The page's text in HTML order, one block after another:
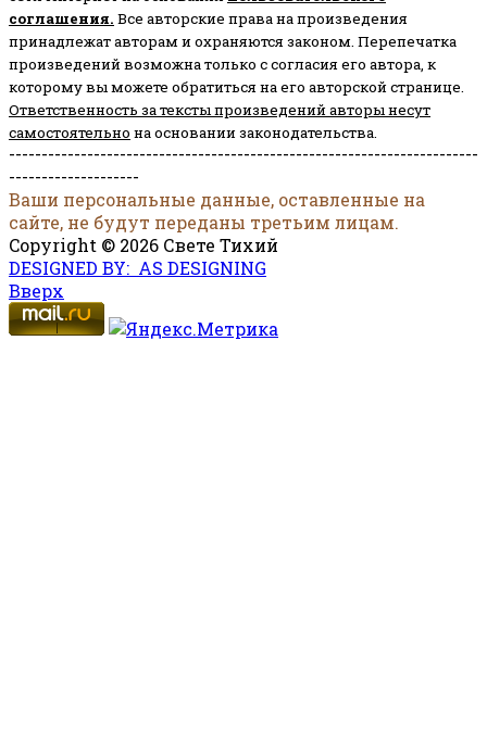
соглашения. Все авторские права на произведения
принадлежат авторам и охраняются законом. Перепечатка
произведений возможна только с согласия его автора, к
которому вы можете обратиться на его авторской странице.
Ответственность за тексты произведений авторы несут
самостоятельно на основании законодательства.
------------------------------------------------------------------------
--------------------
Ваши персональные данные, оставленные на
сайте, не будут переданы третьим лицам.
Copyright © 2026 Свете Тихий
DESIGNED BY: AS DESIGNING
Вверх